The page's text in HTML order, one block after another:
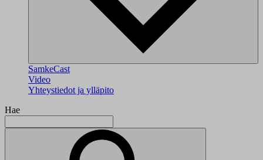
SamkeCast
Video
Yhteystiedot ja ylläpito
Hae